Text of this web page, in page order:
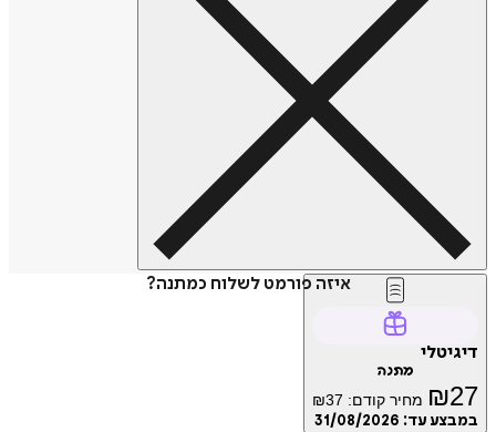
איזה פורמט לשלוח כמתנה?
דיגיטלי
מתנה
₪27 מחיר קודם: ₪37
במבצע עד: 31/08/2026